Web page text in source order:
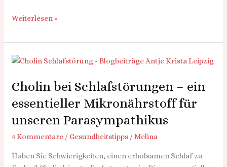
Weiterlesen »
Cholin bei Schlafstörungen – ein
essentieller Mikronährstoff für
unseren Parasympathikus
4 Kommentare / Gesundheitstipps /Melina
Haben Sie Schwierigkeiten, einen erholsamen Schlaf zu
Cholin
Schlafstörungen
ein
essentieller
Mikronährstoff
unseren